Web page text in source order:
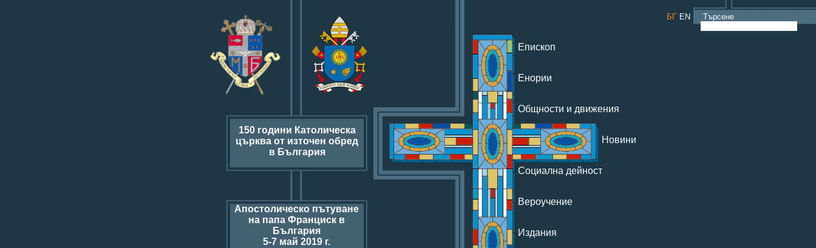
Търсене
EN
БГ
150 години Католическа
църква от източен обред
в България
Епископ
Енории
Общности и движения
Новини
Социална дейност
Вероучение
Издания
Апостолическо пътуване
на папа Франциск в
България
5-7 май 2019 г.